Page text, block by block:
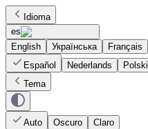
Idioma
es
English
Українська Français
Español
Nederlands
Polski
Tema
Auto Oscuro Claro